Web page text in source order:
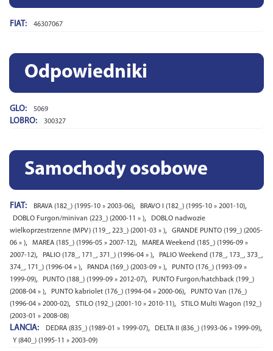
FIAT: 46307067
Odpowiedniki
GLO: 5069
LOBRO: 300327
Samochody osobowe
FIAT: BRAVA (182_) (1995-10 » 2003-06), BRAVO I (182_) (1995-10 » 2001-10),
DOBLO Furgon/minivan (223_) (2000-11 » ),
DOBLO nadwozie
wielkoprzestrzenne (MPV) (119_, 223_) (2001-03 » ),
GRANDE PUNTO (199_) (2005-
06 » ), MAREA (185_) (1996-05 » 2007-12),
MAREA Weekend (185_) (1996-09 »
2007-12), PALIO (178_, 171_, 371_) (1996-04 » ),
PALIO Weekend (178_, 173_, 373_,
374_, 171_) (1996-04 » ), PANDA (169_) (2003-09 » ),
PUNTO (176_) (1993-09 »
1999-09), PUNTO (188_) (1999-09 » 2012-07),
PUNTO Furgon/hatchback (199_)
(2008-04 » ), PUNTO kabriolet (176_) (1994-04 » 2000-06),
PUNTO Van (176_)
(1996-04 » 2000-02), STILO (192_) (2001-10 » 2010-11),
STILO Multi Wagon (192_)
(2003-01 » 2008-08)
LANCIA: DEDRA (835_) (1989-01 » 1999-07), DELTA II (836_) (1993-06 » 1999-09),
Y (840_) (1995-11 » 2003-09)